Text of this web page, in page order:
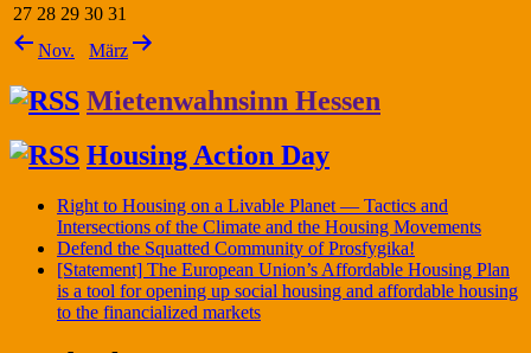
27 28 29 30 31
Nov.
März
Mietenwahnsinn Hessen
Housing Action Day
Right to Housing on a Livable Planet — Tactics and
Intersections of the Climate and the Housing Movements
Defend the Squatted Community of Prosfygika!
[Statement] The European Union’s Affordable Housing Plan
is a tool for opening up social housing and affordable housing
to the financialized markets